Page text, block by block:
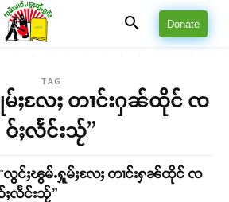
Donate
TAG
ႈလႄႈ တၢင်းႁၼ်ထိုင် ၸ
ဝ်ႈလႅင်းသႂ်”
လွင်ႈၽွမ်ႉႁူမ်ႈလႄႈ တၢင်းႁၼ်ထိုင် ၸ
ႈလႅင်းသႂ်”